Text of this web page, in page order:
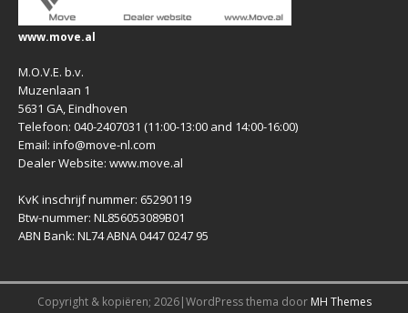
www.move.al
M.O.V.E. b.v.
Muzenlaan 1
5631 GA, Eindhoven
Telefoon: 040-2407031 (11:00-13:00 and 14:00-16:00)
Email: info@move-nl.com
Dealer Website: www.move.al
KvK inschrijf nummer: 65290119
Btw-nummer: NL856053089B01
ABN Bank: NL74 ABNA 0447 0247 95
Copyright & kopiëren; 2026|WordPress thema door MH Themes